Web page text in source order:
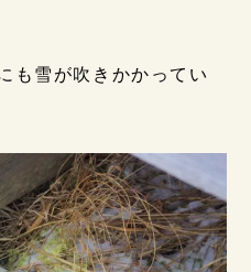
も雪が吹きかかってい